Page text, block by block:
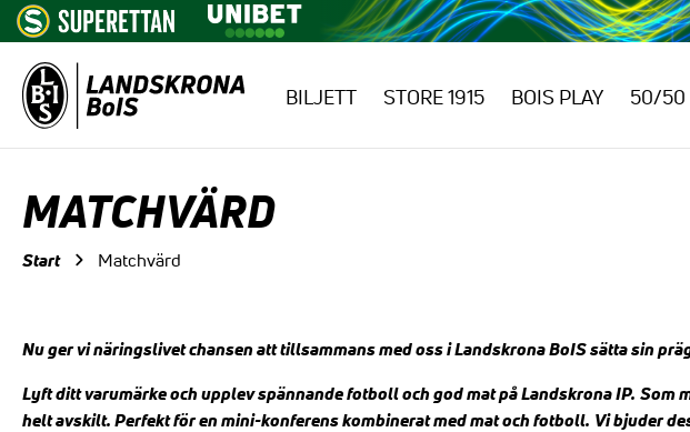
BILJETT STORE 1915 BOIS PLAY 50/50
MATCHVÄRD
Start Matchvärd
Nu ger vi näringslivet chansen att tillsammans med oss i Landskrona BoIS sätta sin
Lyft ditt varumärke och upplev spännande fotboll och god mat på Landskrona IP. Som
helt avskilt. Perfekt för en mini-konferens kombinerat med mat och fotboll. Vi bjuder